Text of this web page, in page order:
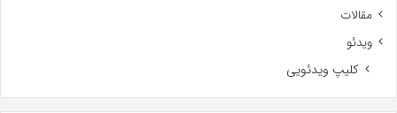
مقالات
ویدئو
کلیپ ویدئویی